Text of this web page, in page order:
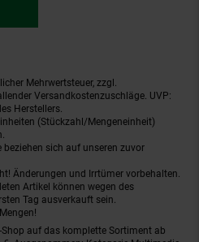
Mehrwertsteuer, zzgl.
Versandkostenzuschläge. UVP:
Herstellers.
(Stückzahl/Mengeneinheit)
sich auf unseren zuvor
Änderungen und Irrtümer vorbehalten.
Artikel können wegen des
Tag ausverkauft sein.
auf das komplette Sortiment ab